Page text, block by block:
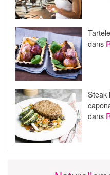
dans
Steak
dans